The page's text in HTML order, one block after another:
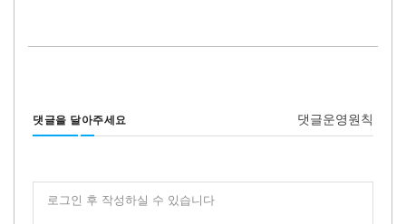
댓글을 달아주세요 댓글운영원칙
로그인 후 작성하실 수 있습니다